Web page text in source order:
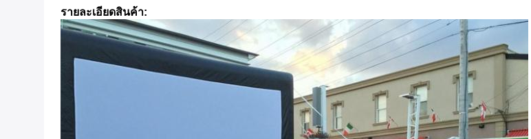
รายละเอียดสินค้า: